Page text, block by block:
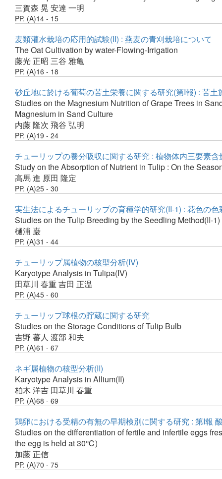
三賀森 晃 安達 一明
PP. (A)14 - 15
麦類灌水栽培の応用的試験(II) : 燕麦の青刈栽培について
The Oat Cultivation by water-Flowing-Irrigation
藤光 正昭 三谷 雅亀
PP. (A)16 - 18
砂丘地に於ける葡萄の苦土栄養に関する研究(第I報) : 苦
Studies on the Magnesium Nutrition of Grape Trees in
Magnesium in Sand Culture
内藤 隆次 飛谷 弘明
PP. (A)19 - 24
チューリップの養分吸収に関する研究 : 植物体内三要素
Study on the Absorption of Nutrient in Tulip : On the
高馬 進 原田 隆定
PP. (A)25 - 30
実生法によるチューリップの育種学的研究(II-1) : 花色の
Studies on the Tulip Breeding by the Seedling Method(II-1)
樋浦 巌
PP. (A)31 - 44
チューリップ属植物の核型分析(IV)
Karyotype Analysis in Tulipa(IV)
田草川 春重吉田 正温
PP. (A)45 - 60
チューリップ球根の貯蔵に関する研究
Studies on the Storage Conditions of Tulip Bulb
吉野 蕃人 渡部 和夫
PP. (A)61 - 67
ネギ属植物の核型分析(II)
Karyotype Analysis in Allium(II)
柏木 洋吉 田草川 春重
PP. (A)68 - 69
鶏卵における受精の有無の早期検別に関する研究 : 第I
Studies on the differentiation of fertile and infertile eggs
the egg is held at 30℃)
加藤 正信
PP. (A)70 - 75